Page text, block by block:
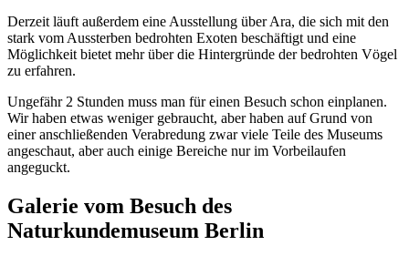
Derzeit läuft außerdem eine Ausstellung über Ara, die sich mit den
stark vom Aussterben bedrohten Exoten beschäftigt und eine
Möglichkeit bietet mehr über die Hintergründe der bedrohten Vögel
zu erfahren.
Ungefähr 2 Stunden muss man für einen Besuch schon einplanen.
Wir haben etwas weniger gebraucht, aber haben auf Grund von
einer anschließenden Verabredung zwar viele Teile des Museums
angeschaut, aber auch einige Bereiche nur im Vorbeilaufen
angeguckt.
Galerie vom Besuch des
Naturkundemuseum Berlin